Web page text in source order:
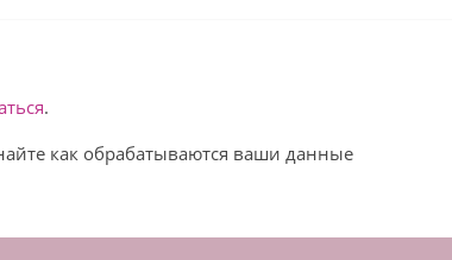
.
как обрабатываются ваши данные